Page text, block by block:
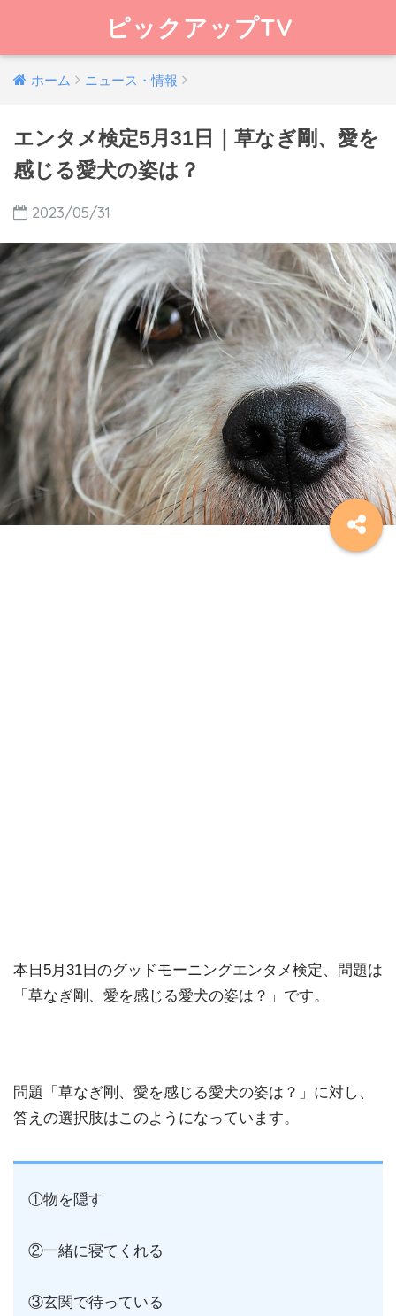
ピックアップTV
ホーム ニュース・情報
エンタメ検定5月31日｜草なぎ剛、愛を
感じる愛犬の姿は？
2023/05/31
本日5月31日のグッドモーニングエンタメ検定、問題は
「草なぎ剛、愛を感じる愛犬の姿は？」です。
問題「草なぎ剛、愛を感じる愛犬の姿は？」に対し、
答えの選択肢はこのようになっています。
①物を隠す
②一緒に寝てくれる
③玄関で待っている